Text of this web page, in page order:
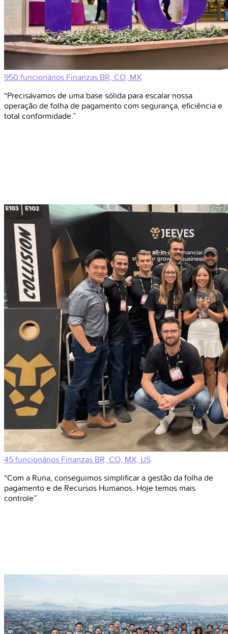
950 funcionários Finanzas BR, CO, MX
“Precisávamos de uma base sólida para escalar nossa
operação de folha de pagamento com segurança, eficiência e
total conformidade.”
45 funcionários Finanzas BR, CO, MX, US
“Com a Runa, conseguimos simplificar a gestão da folha de
pagamento e de Recursos Humanos. Hoje temos mais
controle”